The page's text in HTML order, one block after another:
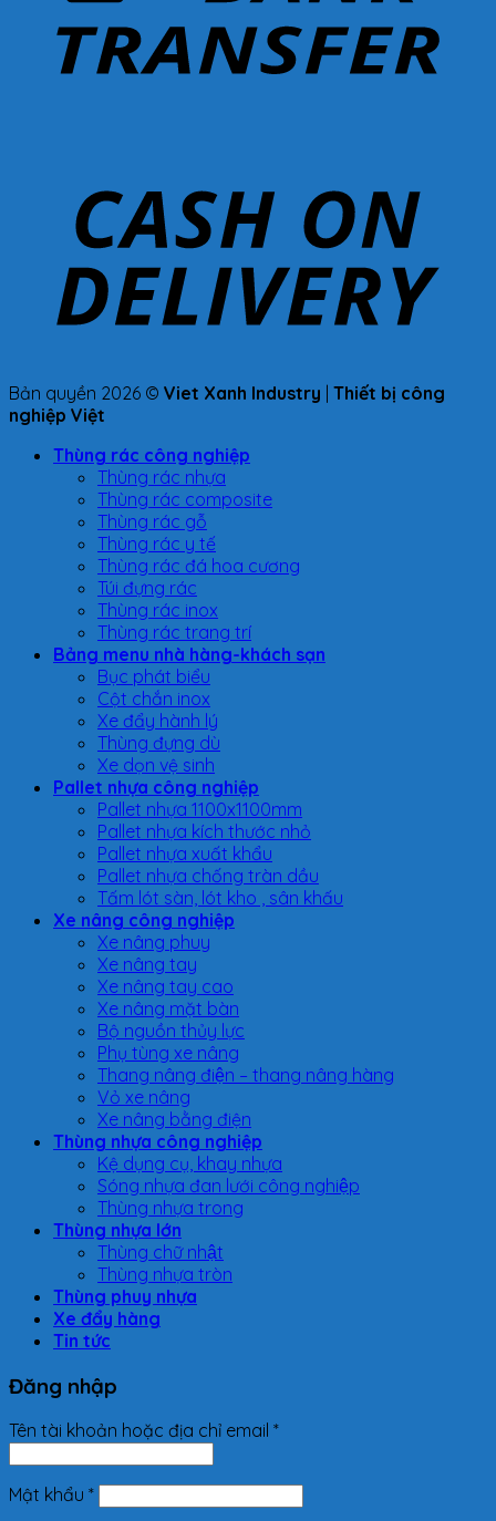
Bản quyền 2026 © Viet Xanh Industry Thiết bị công
nghiệp Việt
Thùng rác công nghiệp
Thùng rác nhựa
Thùng rác composite
Thùng rác gỗ
Thùng rác y tế
Thùng rác đá hoa cương
Túi đựng rác
Thùng rác inox
Thùng rác trang trí
Bảng menu nhà hàng-khách sạn
Bục phát biểu
Cột chắn inox
Xe đẩy hành lý
Thùng đựng dù
Xe dọn vệ sinh
Pallet nhựa công nghiệp
Pallet nhựa 1100x1100mm
Pallet nhựa kích thước nhỏ
Pallet nhựa xuất khẩu
Pallet nhựa chống tràn dầu
Tấm lót sàn, lót kho , sân khấu
Xe nâng công nghiệp
Xe nâng phuy
Xe nâng tay
Xe nâng tay cao
Xe nâng mặt bàn
Bộ nguồn thủy lực
Phụ tùng xe nâng
Thang nâng điện – thang nâng hàng
Vỏ xe nâng
Xe nâng bằng điện
Thùng nhựa công nghiệp
Kệ dụng cụ, khay nhựa
Sóng nhựa đan lưới công nghiệp
Thùng nhựa trong
Thùng nhựa lớn
Thùng chữ nhật
Thùng nhựa tròn
Thùng phuy nhựa
Xe đẩy hàng
Tin tức
Đăng nhập
Tên tài khoản hoặc địa chỉ email *
Mật khẩu *